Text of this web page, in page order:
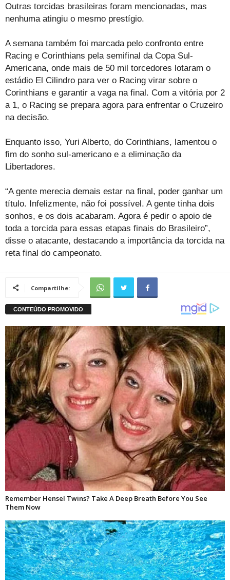
Outras torcidas brasileiras foram mencionadas, mas
nenhuma atingiu o mesmo prestígio.
A semana também foi marcada pelo confronto entre
Racing e Corinthians pela semifinal da Copa Sul-
Americana, onde mais de 50 mil torcedores lotaram o
estádio El Cilindro para ver o Racing virar sobre o
Corinthians e garantir a vaga na final. Com a vitória por 2
a 1, o Racing se prepara agora para enfrentar o Cruzeiro
na decisão.
Enquanto isso, Yuri Alberto, do Corinthians, lamentou o
fim do sonho sul-americano e a eliminação da
Libertadores.
“A gente merecia demais estar na final, poder ganhar um
título. Infelizmente, não foi possível. A gente tinha dois
sonhos, e os dois acabaram. Agora é pedir o apoio de
toda a torcida para essas etapas finais do Brasileiro”,
disse o atacante, destacando a importância da torcida na
reta final do campeonato.
Compartilhe: